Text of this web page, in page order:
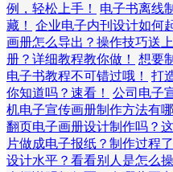
例，轻松上手！
电子书离线
藏！
企业电子内刊设计如何
画册怎么导出？操作技巧送上
册？详细教程教你做！
想要
电子书教程不可错过哦！
打
你知道吗？速看！
公司电子
机电子宣传画册制作方法有
翻页电子画册设计制作吗？
片做成电子报纸？制作过程
设计水平？看看别人是怎么操